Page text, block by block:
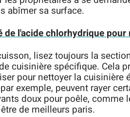
abîmer sa surface.
de l'acide chlorhydrique
lisez toujours la
cuisinière spécifique. Cela
pour nettoyer la cuisinière
exemple, peuvent rayer
doux pour poêle, comme
de meilleurs paris.